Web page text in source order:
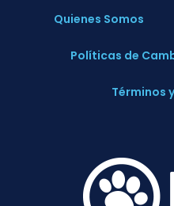
Quienes Somos
Políticas de
Términos